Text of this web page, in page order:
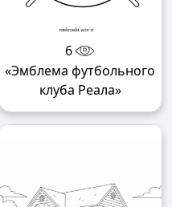
6
«Эмблема футбольного
клуба Реала»